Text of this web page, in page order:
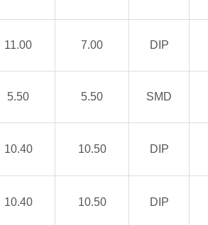
11.00 7.00 DIP
5.50 5.50 SMD
10.40 10.50 DIP
10.40 10.50 DIP